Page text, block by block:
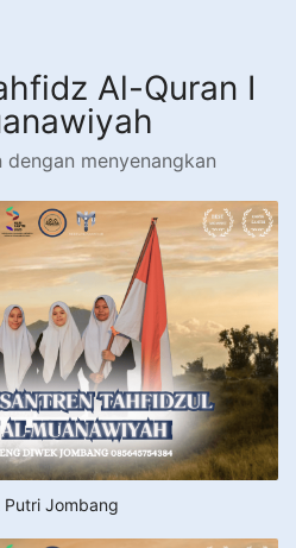
Al-Quran I
dengan menyenangkan
Putri Jombang